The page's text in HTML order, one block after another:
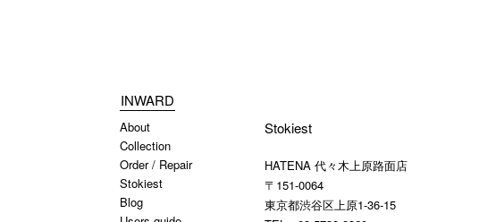
INWARD
About
Collection
Order / Repair
Stokiest
Blog
Stokiest
HATENA 代々木上原路面店
〒151-0064
東京都渋谷区上原1-36-15